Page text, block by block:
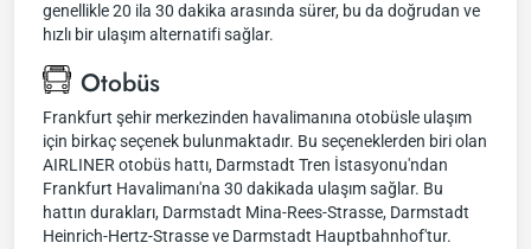
genellikle 20 ila 30 dakika arasında sürer, bu da doğrudan ve
hızlı bir ulaşım alternatifi sağlar.
Otobüs
Frankfurt şehir merkezinden havalimanına otobüsle ulaşım
için birkaç seçenek bulunmaktadır. Bu seçeneklerden biri olan
AIRLINER otobüs hattı, Darmstadt Tren İstasyonu'ndan
Frankfurt Havalimanı'na 30 dakikada ulaşım sağlar. Bu
hattın durakları, Darmstadt Mina-Rees-Strasse, Darmstadt
Heinrich-Hertz-Strasse ve Darmstadt Hauptbahnhof'tur.